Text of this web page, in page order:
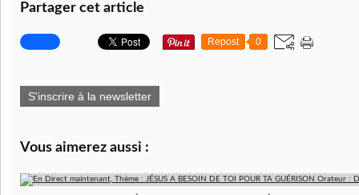
Partager cet article
Repost 0
S'inscrire à la newsletter
Vous aimerez aussi :